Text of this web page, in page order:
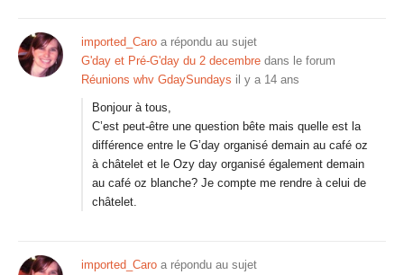
imported_Caro a répondu au sujet
G'day et Pré-G'day du 2 decembre dans le forum
Réunions whv GdaySundays il y a 14 ans
Bonjour à tous,
C’est peut-être une question bête mais quelle est la
différence entre le G’day organisé demain au café oz
à châtelet et le Ozy day organisé également demain
au café oz blanche? Je compte me rendre à celui de
châtelet.
imported_Caro a répondu au sujet